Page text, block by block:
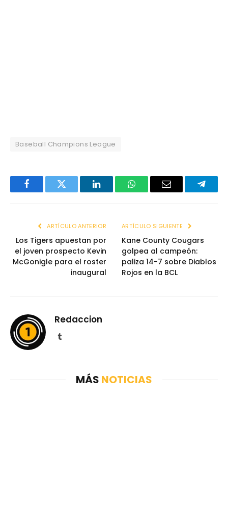
Baseball Champions League
FacebookTwitter LinkedInWhatsAppEmail
ARTÍCULO ANTERIOR
Los Tigers apuestan por
el joven prospecto Kevin
McGonigle para el roster
inaugural
ARTÍCULO SIGUIENTE
Kane County Cougars
golpea al campeón:
paliza 14-7 sobre Diablos
Rojos en la BCL
Redaccion
Tumblr
MÁS NOTICIAS